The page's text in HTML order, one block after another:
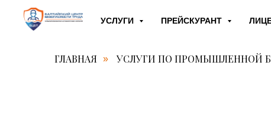
УСЛУГИ ПРЕЙСКУРАНТ
ГЛАВНАЯ » УСЛУГИ ПО ПРОМЫШЛЕННОЙ